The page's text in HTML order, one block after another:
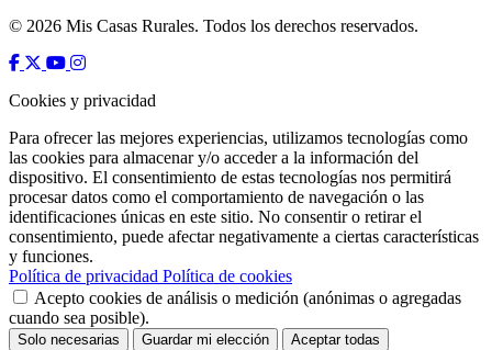
© 2026 Mis Casas Rurales. Todos los derechos reservados.
Cookies y privacidad
Para ofrecer las mejores experiencias, utilizamos tecnologías como
las cookies para almacenar y/o acceder a la información del
dispositivo. El consentimiento de estas tecnologías nos permitirá
procesar datos como el comportamiento de navegación o las
identificaciones únicas en este sitio. No consentir o retirar el
consentimiento, puede afectar negativamente a ciertas características
y funciones.
Política de privacidad Política de cookies
Acepto cookies de análisis o medición (anónimas o agregadas
cuando sea posible).
Solo necesarias Guardar mi elección Aceptar todas